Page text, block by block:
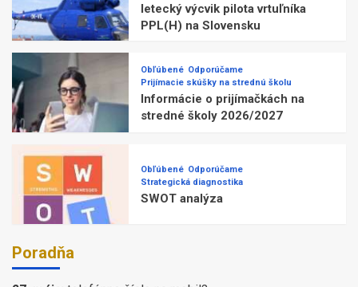
letecký výcvik pilota vrtuľníka
PPL(H) na Slovensku
Obľúbené Odporúčame
Prijímacie skúšky na strednú školu
Informácie o prijímačkách na
stredné školy 2026/2027
Obľúbené Odporúčame
Strategická diagnostika
SWOT analýza
Poradňa